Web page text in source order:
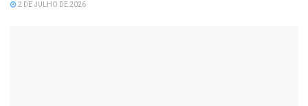
2 DE JULHO DE 2026